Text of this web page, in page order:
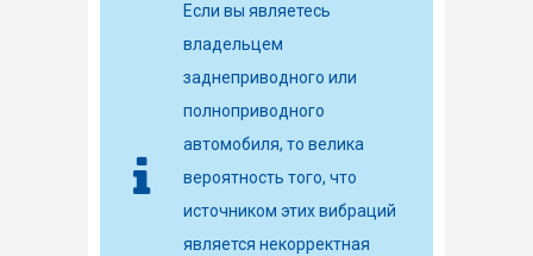
Если вы являетесь
владельцем
заднеприводного или
полноприводного
автомобиля, то велика
вероятность того, что
источником этих вибраций
является некорректная